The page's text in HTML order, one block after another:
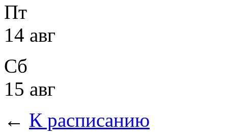
Пт
14 авг
Сб
15 авг
← К расписанию